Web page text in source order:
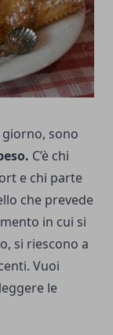
sono
C’è chi
e chi parte
che prevede
in cui si
si riescono a
Vuoi
le